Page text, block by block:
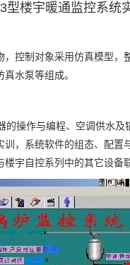
型楼宇暖通监控系统
控制对象采用仿真模型
水泵等组成。
操作与编程、空调供水及
，系统软件的组态、配
宇自控系列中的其它设备